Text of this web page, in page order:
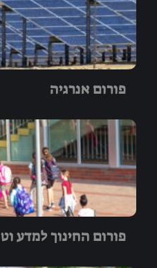
פורום אנרגיה
פורום החינוך למדע